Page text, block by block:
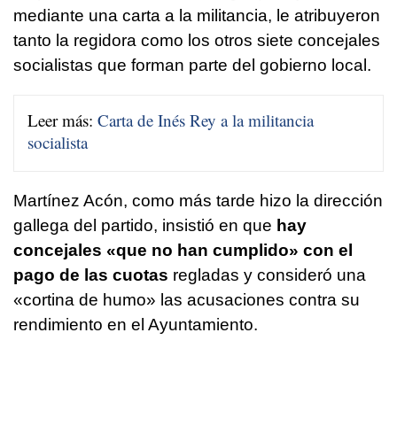
mediante una carta a la militancia, le atribuyeron
tanto la regidora como los otros siete concejales
socialistas que forman parte del gobierno local.
Leer más: Carta de Inés Rey a la militancia
socialista
Martínez Acón, como más tarde hizo la dirección
gallega del partido, insistió en que hay
concejales «que no han cumplido» con el
pago de las cuotas regladas y consideró una
«cortina de humo» las acusaciones contra su
rendimiento en el Ayuntamiento.